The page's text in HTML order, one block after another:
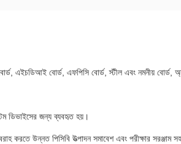
এইচডিআই বোর্ড, এফপিসি বোর্ড, স্টীল এবং নমনীয় বোর্ড,
ডিভাইসের জন্য ব্যবহৃত হয়।
করতে উন্নত পিসিবি উত্পাদন সমাবেশ এবং পরীক্ষার সরঞ্জাম